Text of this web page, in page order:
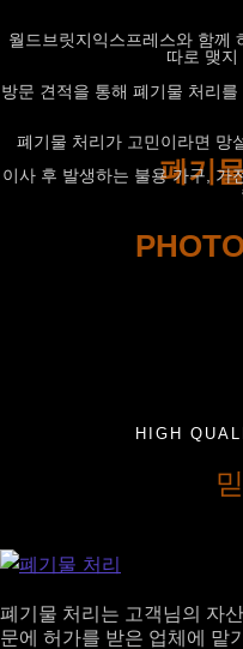
월드브릿지익스프레스와 함께
따로 맺
방문 견적을 통해 폐기물 처리
폐기물 처리가 고민이라면 망
이사 후 발생하는 불용 가구, 가
폐기
HIGH
폐기물 처리는 고객님의 자
문에 허가를 받은 업체에 맡